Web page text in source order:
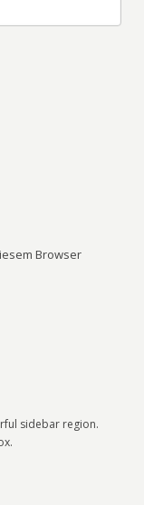
Browser
sidebar region.